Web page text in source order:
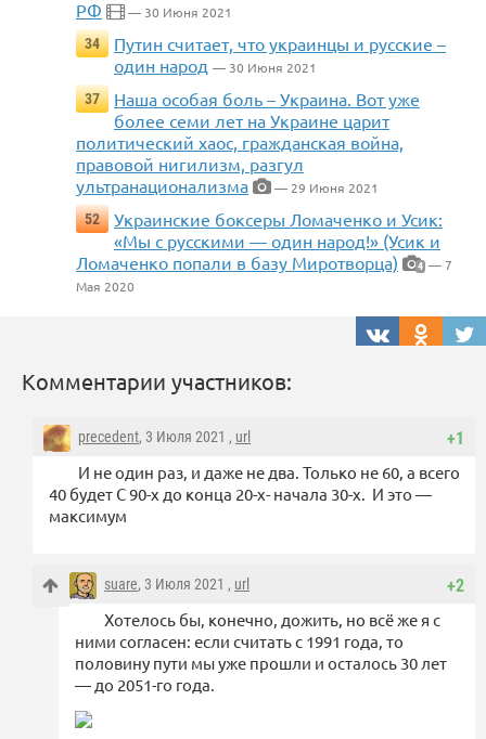
РФ
— 30 Июня 2021
34
Путин считает, что украинцы и русские –
один народ — 30 Июня 2021
37
Наша особая боль – Украина. Вот уже
более семи лет на Украине царит
политический хаос, гражданская война,
правовой нигилизм, разгул
ультранационализма
— 29 Июня 2021
52
Украинские боксеры Ломаченко и Усик:
«Мы с русскими — один народ!» (Усик и
Ломаченко попали в базу Миротворца)
4 — 7
Мая 2020
Комментарии участников:
+1
precedent, 3 Июля 2021 , url
И не один раз, и даже не два. Только не 60, а всего
40 будет С 90-х до конца 20-х- начала 30-х. И это —
максимум
+2
suare, 3 Июля 2021 , url
Хотелось бы, конечно, дожить, но всё же я с
ними согласен: если считать с 1991 года, то
половину пути мы уже прошли и осталось 30 лет
— до 2051-го года.